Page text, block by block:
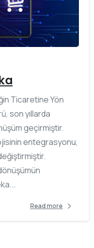
0
Ticaretine Yön
son yıllarda
geçirmiştir.
entegrasyonu,
Read more